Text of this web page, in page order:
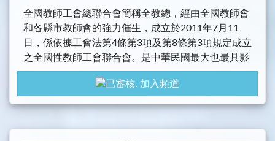
全國教師工會總聯合會簡稱全教總，經由全國教師會
和各縣市教師會的強力催生，成立於2011年7月11
日，係依據工會法第4條第3項及第8條第3項規定成立
之全國性教師工會聯合會。是中華民國最大也最具影
響力及運作能量的教師工會。
加入頻道